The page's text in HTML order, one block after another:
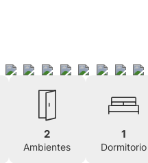
2
Ambientes
1
Dormitorio